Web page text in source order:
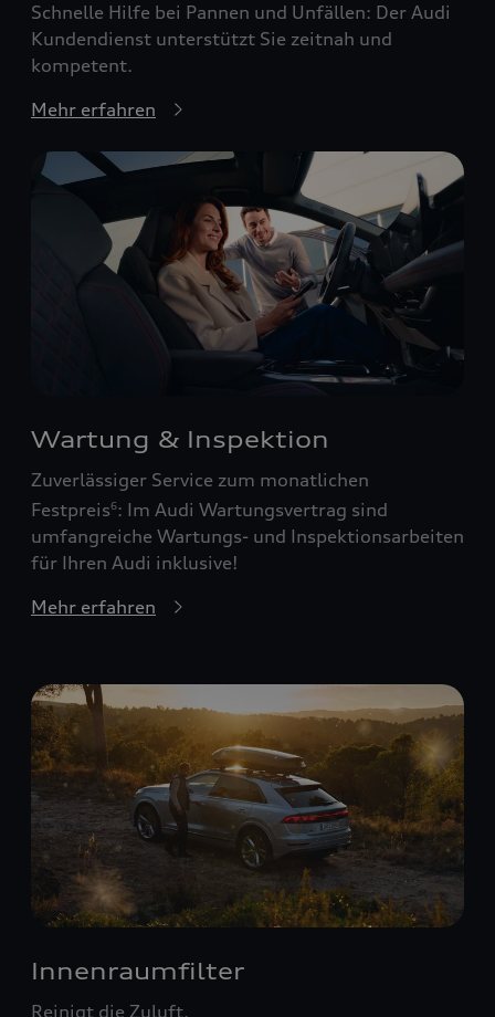
Schnelle Hilfe bei Pannen und Unfällen: Der Audi
Kundendienst unterstützt Sie zeitnah und
kompetent.
Mehr erfahren
Wartung & Inspektion
Zuverlässiger Service zum monatlichen
Festpreis6: Im Audi Wartungsvertrag sind
umfangreiche Wartungs- und Inspektionsarbeiten
für Ihren Audi inklusive!
Mehr erfahren
Innenraumfilter
Reinigt die Zuluft.